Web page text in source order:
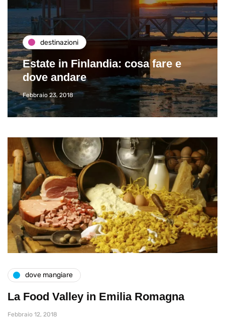
destinazioni
Estate in Finlandia: cosa fare e
dove andare
Febbraio 23, 2018
dove mangiare
La Food Valley in Emilia Romagna
Febbraio 12, 2018